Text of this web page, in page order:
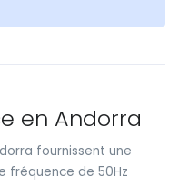
en Andorra
fournissent une
fréquence de 50Hz